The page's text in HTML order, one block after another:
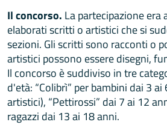
Il concorso. La partecipazione era
elaborati scritti o artistici che si
sezioni. Gli scritti sono racconti o
artistici possono essere disegni,
Il concorso è suddiviso in tre
d'età: “Colibrì” per bambini dai 3
artistici), “Pettirossi” dai 7 ai 12
ragazzi dai 13 ai 18 anni.